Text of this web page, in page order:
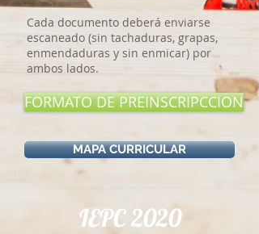
Cada documento deberá enviarse
escaneado (sin tachaduras, grapas,
enmendaduras y sin enmicar) por
ambos lados.
FORMATO DE PREINSCRIPCCION
MAPA CURRICULAR
IEPC 2020